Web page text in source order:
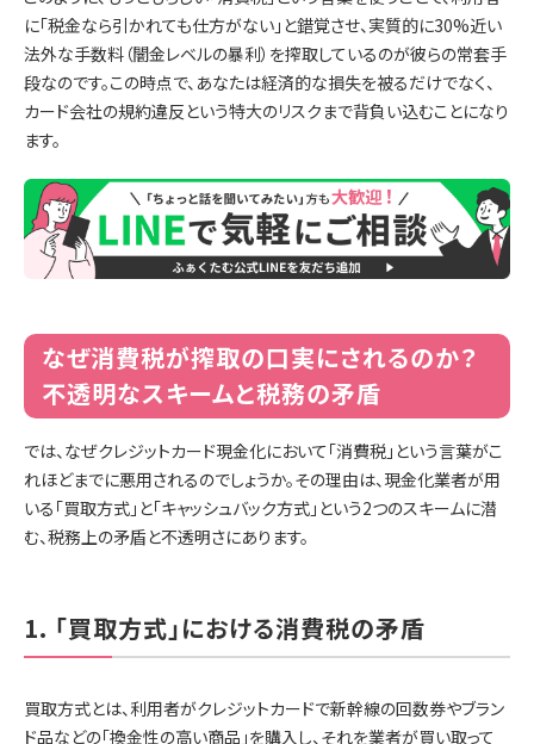
に「税金なら引かれても仕方がない」と錯覚させ、実質的に30%近い
法外な手数料（闇金レベルの暴利）を搾取しているのが彼らの常套手
段なのです。この時点で、あなたは経済的な損失を被るだけでなく、
カード会社の規約違反という特大のリスクまで背負い込むことになり
ます。
なぜ消費税が搾取の口実にされるのか？
不透明なスキームと税務の矛盾
では、なぜクレジットカード現金化において「消費税」という言葉がこ
れほどまでに悪用されるのでしょうか。その理由は、現金化業者が用
いる「買取方式」と「キャッシュバック方式」という2つのスキームに潜
む、税務上の矛盾と不透明さにあります。
1. 「買取方式」における消費税の矛盾
買取方式とは、利用者がクレジットカードで新幹線の回数券やブラン
ド品などの「換金性の高い商品」を購入し、それを業者が買い取って